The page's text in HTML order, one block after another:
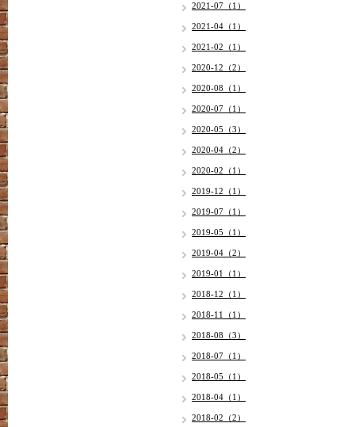
2021-07（1）
2021-04（1）
2021-02（1）
2020-12（2）
2020-08（1）
2020-07（1）
2020-05（3）
2020-04（2）
2020-02（1）
2019-12（1）
2019-07（1）
2019-05（1）
2019-04（2）
2019-01（1）
2018-12（1）
2018-11（1）
2018-08（3）
2018-07（1）
2018-05（1）
2018-04（1）
2018-02（2）